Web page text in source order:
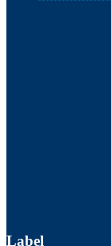
Label